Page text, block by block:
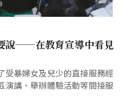
說──在教育宣導中看見
受暴婦女及兒少的直接服務經
演講、舉辦體驗活動等間接服